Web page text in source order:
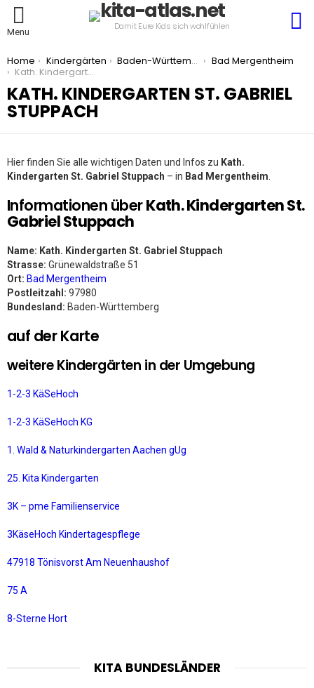
Menu
Damit Eure Kids sich wohlfühlen
You are here:
Home Kindergärten Baden-Württemberg
Bad Mergentheim
Kath. Kindergarten St. Gabriel Stuppach
KATH. KINDERGARTEN ST. GABRIEL
STUPPACH
Hier finden Sie alle wichtigen Daten und Infos zu Kath.
Kindergarten St. Gabriel Stuppach – in Bad Mergentheim
Informationen überKath. Kindergarten St.
Gabriel Stuppach
Name: Kath. Kindergarten St. Gabriel Stuppach
Strasse: Grünewaldstraße 51
Ort: Bad Mergentheim
Postleitzahl: 97980
Bundesland: Baden-Württemberg
auf der Karte
weitere Kindergärten in der Umgebung
1-2-3 KäSeHoch
1-2-3 KäSeHoch KG
1. Wald & Naturkindergarten Aachen gUg
25. Kita Kindergarten
3K – pme Familienservice
3KäseHoch Kindertagespflege
47918 Tönisvorst Am Neuenhaushof
75 A
8-Sterne Hort
KITA BUNDESLÄNDER